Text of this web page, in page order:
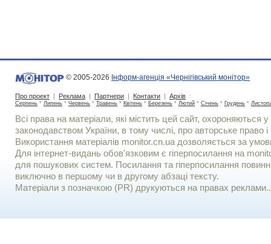
© 2005-2026 Інформ-агенція «Чернігівський монітор»
Про проект | Реклама | Партнери | Контакти | Архів :
Серпень * Липень * Червень * Травень * Квітень * Березень * Лютий * Січень * Грудень *
Всі права на матеріали, які містить цей сайт, охороняються у
законодавством України, в тому числі, про авторське право і
Використання матерiалiв monitor.cn.ua дозволяється за
Для iнтернет-видань обов'язковим є гiперпосилання на
для пошукових систем. Посилання та гіперпосилання
виключно в першому чи в другому абзаці тексту.
Матеріали з позначкою (PR) друкуються на правах реклами..